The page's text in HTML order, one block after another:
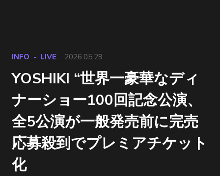
INFO LIVE 2026.05.29
YOSHIKI “世界一豪華なディ
ナーショー100回記念公演、
全5公演が一般発売前に完売
応募殺到でプレミアチケット
化